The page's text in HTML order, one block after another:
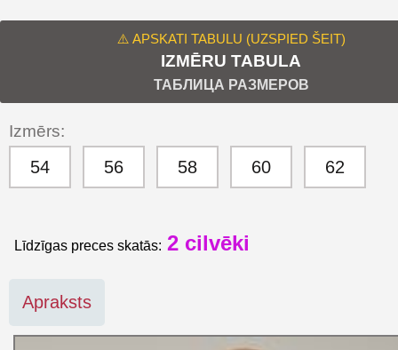
⚠️ APSKATI TABULU (UZSPIED ŠEIT)
IZMĒRU TABULA
ТАБЛИЦА РАЗМЕРОВ
Izmērs:
54 56 58 60 62
Līdzīgas preces skatās: 2 cilvēki
Apraksts